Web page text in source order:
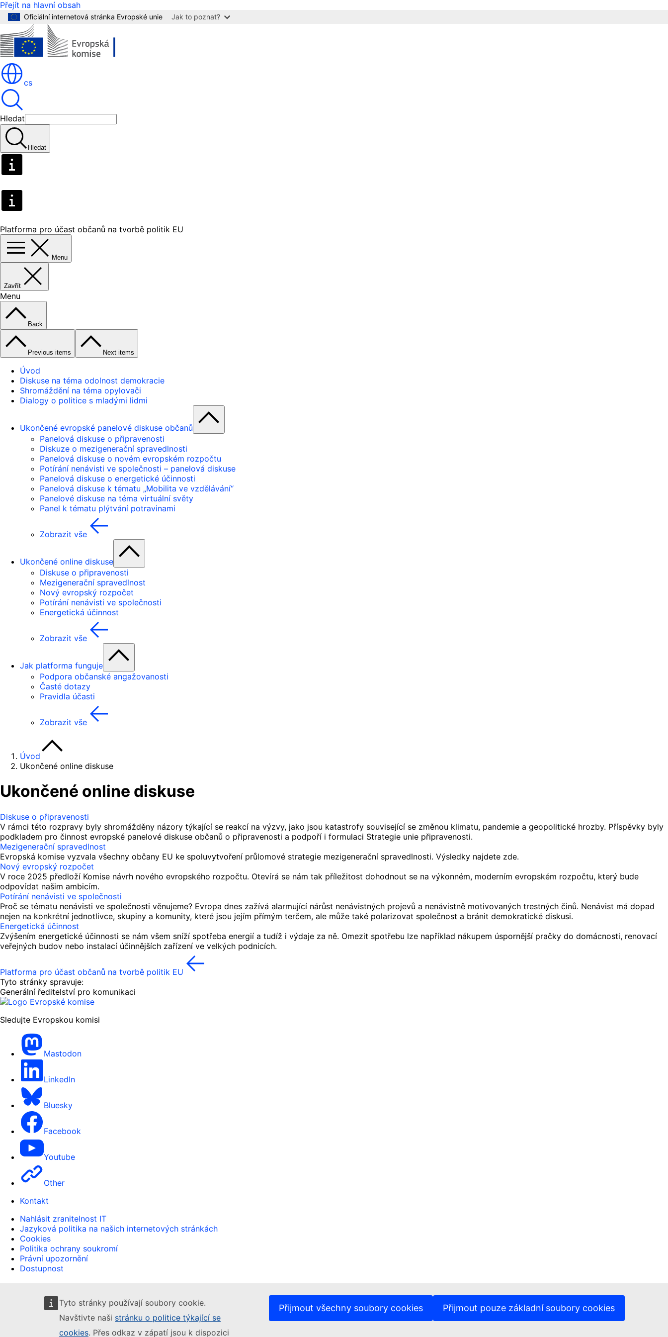
Přejít na hlavní obsah
Tyto stránky používají soubory cookie.
Navštivte naši stránku o politice týkající se
cookies. Přes odkaz v zápatí jsou k dispozici
Přijmout všechny soubory cookies Přijmout pouze základní soubory cookies
Oficiální internetová stránka Evropské unie Jak to poznat?
cs
Hledat
Hledat
Platforma pro účast občanů na tvorbě politik EU
Menu
Zavřít
Menu
Back
Previous items Next items
Úvod
Diskuse na téma odolnost demokracie
Shromáždění na téma opylovači
Dialogy o politice s mladými lidmi
Ukončené evropské panelové diskuse občanů
Panelová diskuse o připravenosti
Diskuze o mezigenerační spravedlnosti
Panelová diskuse o novém evropském rozpočtu
Potírání nenávisti ve společnosti – panelová diskuse
Panelová diskuse o energetické účinnosti
Panelová diskuse k tématu „Mobilita ve vzdělávání“
Panelové diskuse na téma virtuální světy
Panel k tématu plýtvání potravinami
Zobrazit vše
Ukončené online diskuse
Diskuse o připravenosti
Mezigenerační spravedlnost
Nový evropský rozpočet
Potírání nenávisti ve společnosti
Energetická účinnost
Zobrazit vše
Jak platforma funguje
Podpora občanské angažovanosti
Časté dotazy
Pravidla účasti
Zobrazit vše
Úvod
Ukončené online diskuse
Ukončené online diskuse
Diskuse o připravenosti
V rámci této rozpravy byly shromážděny názory týkající se reakcí na výzvy, jako jsou katastrofy související se změnou klimatu, pandemie a geopolitické hrozby. Příspěvky byly
podkladem pro činnost evropské panelové diskuse občanů o připravenosti a podpoří i formulaci Strategie unie připravenosti.
Mezigenerační spravedlnost
Evropská komise vyzvala všechny občany EU ke spoluvytvoření průlomové strategie mezigenerační spravedlnosti. Výsledky najdete zde.
Nový evropský rozpočet
V roce 2025 předloží Komise návrh nového evropského rozpočtu. Otevírá se nám tak příležitost dohodnout se na výkonném, moderním evropském rozpočtu, který bude
odpovídat našim ambicím.
Potírání nenávisti ve společnosti
Proč se tématu nenávisti ve společnosti věnujeme? Evropa dnes zažívá alarmující nárůst nenávistných projevů a nenávistně motivovaných trestných činů. Nenávist má dopad
nejen na konkrétní jednotlivce, skupiny a komunity, které jsou jejím přímým terčem, ale může také polarizovat společnost a bránit demokratické diskusi.
Energetická účinnost
Zvýšením energetické účinnosti se nám všem sníží spotřeba energií a tudíž i výdaje za ně. Omezit spotřebu lze například nákupem úspornější pračky do domácnosti, renovací
veřejných budov nebo instalací účinnějších zařízení ve velkých podnicích.
Platforma pro účast občanů na tvorbě politik EU
Tyto stránky spravuje:
Generální ředitelství pro komunikaci
Sledujte Evropskou komisi
Mastodon
LinkedIn
Bluesky
Facebook
Youtube
Other
Kontakt
Nahlásit zranitelnost IT
Jazyková politika na našich internetových stránkách
Cookies
Politika ochrany soukromí
Právní upozornění
Dostupnost